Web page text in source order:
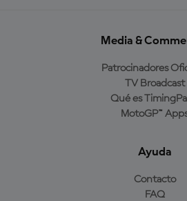
Media &
Patrocinadores
TV Broadcast
Qué es
MotoGP™
Ayuda
Contacto
FAQ